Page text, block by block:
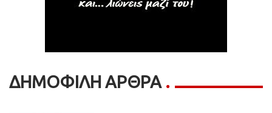
ΔΗΜΟΦΙΛΗ ΑΡΘΡΑ